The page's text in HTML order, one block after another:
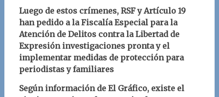
Luego de estos crímenes, RSF y Artículo 19
han pedido a la Fiscalía Especial para la
Atención de Delitos contra la Libertad de
Expresión investigaciones pronta y el
implementar medidas de protección para
periodistas y familiares
Según información de El Gráfico, existe el